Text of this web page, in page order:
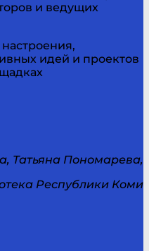
и ведущих
идей и проектов
Татьяна Пономарева,
Республики Коми